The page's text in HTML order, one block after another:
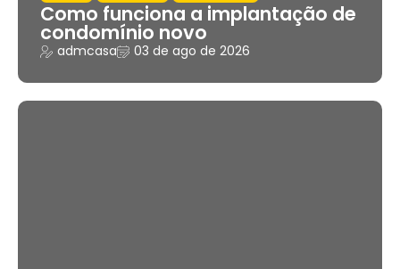
Como funciona a implantação de
condomínio novo
admcasa 03 de ago de 2026